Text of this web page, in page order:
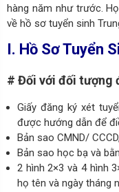
hàng năm như trước.
về hồ sơ tuyển sinh
I. Hồ Sơ Tuyển
# Đối với đối tượng
Giấy đăng ký xét
được hướng dẫn để
Bản sao CMND/
Bản sao học bạ và
2 hình 2×3 và 4 hình
họ tên và ngày tháng